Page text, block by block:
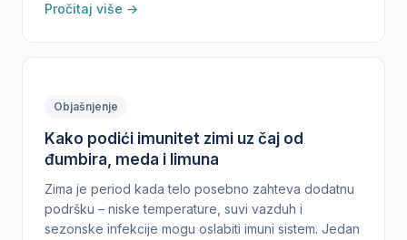
Pročitaj više →
Objašnjenje
Kako podići imunitet zimi uz čaj od
đumbira, meda i limuna
Zima je period kada telo posebno zahteva dodatnu
podršku – niske temperature, suvi vazduh i
sezonske infekcije mogu oslabiti imuni sistem. Jedan